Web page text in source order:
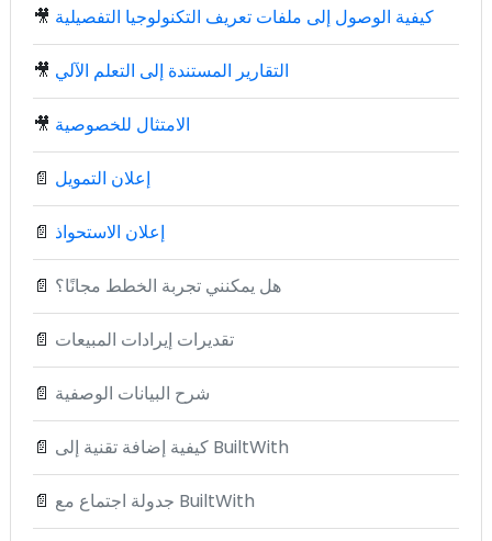
🎥 كيفية الوصول إلى ملفات تعريف التكنولوجيا التفصيلية
🎥 التقارير المستندة إلى التعلم الآلي
🎥 الامتثال للخصوصية
📄 إعلان التمويل
📄 إعلان الاستحواذ
📄 هل يمكنني تجربة الخطط مجانًا؟
📄 تقديرات إيرادات المبيعات
📄 شرح البيانات الوصفية
📄 كيفية إضافة تقنية إلى BuiltWith
📄 جدولة اجتماع مع BuiltWith